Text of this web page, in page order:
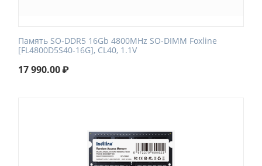
Память SO-DDR5 16Gb 4800MHz SO-DIMM Foxline
[FL4800D5S40-16G], CL40, 1.1V
17 990.00₽